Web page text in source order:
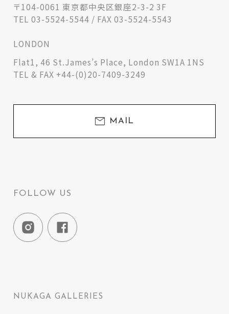
〒104-0061 東京都中央区銀座2-3-2 3F
TEL 03-5524-5544 / FAX 03-5524-5543
LONDON
Flat1, 46 St.James’s Place, London SW1A 1NS
TEL & FAX +44-(0)20-7409-3249
MAIL
FOLLOW US
NUKAGA GALLERIES